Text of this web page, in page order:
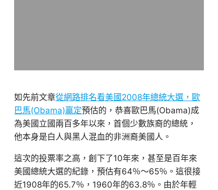
如先前文章從網路排名看美國2008年總統大選，歐
巴馬(Obama)贏定預估的，恭喜歐巴馬(Obama)成
為美國立國兩百多年以來，首個少數族裔的總統，
他本身是白人與黑人混血的非洲裔美國人。
這次的投票率之高，創下了10年來，甚至是百年來
美國總統大選的紀錄，預估有64％～65％。這很接
近1908年的65.7％，1960年的63.8％。由於年輕